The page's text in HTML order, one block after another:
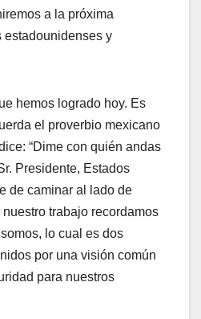
a la próxima
estadounidenses y
hemos logrado hoy. Es
el proverbio mexicano
“Dime con quién andas
Presidente, Estados
de caminar al lado de
trabajo recordamos
lo cual es dos
por una visión común
para nuestros